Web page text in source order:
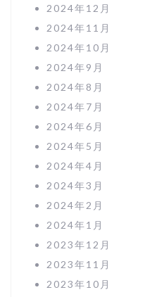
2024年12月
2024年11月
2024年10月
2024年9月
2024年8月
2024年7月
2024年6月
2024年5月
2024年4月
2024年3月
2024年2月
2024年1月
2023年12月
2023年11月
2023年10月